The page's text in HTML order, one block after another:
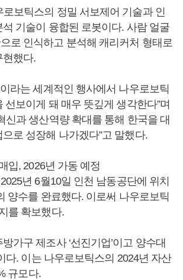
보틱스의 정밀 서보제어 기술과 인
기술이 융합된 로봇이다. 사람 얼굴
로 인식하고 분석해 캐리커처 형태로
현했다.
라는 세계적인 행사에서 나우로보틱
선보이게 돼 매우 뜻깊게 생각한다”며
신과 생산역량 확대를 통해 한국을 대
로 성장해 나가겠다”고 말했다.
입, 2026년 가동 예정
년 6월10일 인천 남동공단에 위치
양수를 완료했다. 이로써 나우로보틱
를 확보했다.
가구 제조사 ‘선진기업’이고 양수대
다. 이는 나우로보틱스의 2024년 자산
규모다.